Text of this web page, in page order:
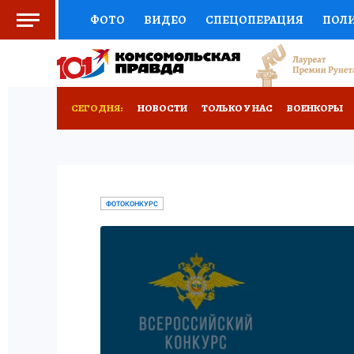
ФОТО ВИДЕО СПЕЦОПЕРАЦИЯ
СОЦПОДДЕРЖКА НАУКА СПОРТ
СЕГОДНЯ: НОВОСТИ ТОЛЬКО У НАС ВОЕНКОРЫ
ФОТОКОНКУРС